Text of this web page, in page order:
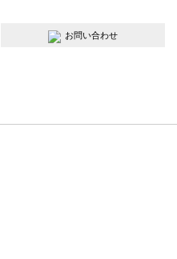
お問い合わせ